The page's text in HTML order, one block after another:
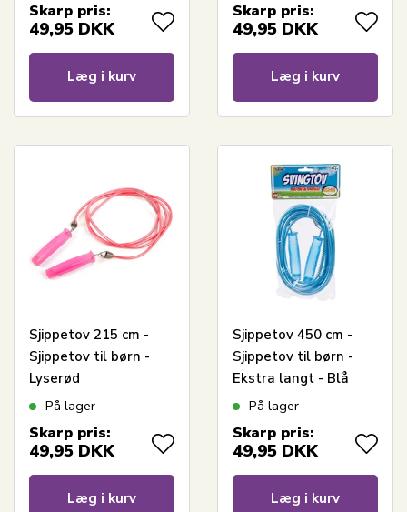
Skarp pris:
49,95 DKK
Læg i kurv
Skarp pris:
49,95 DKK
Læg i kurv
Sjippetov 215 cm -
Sjippetov til børn -
Lyserød
På lager
Skarp pris:
49,95 DKK
Læg i kurv
Sjippetov 450 cm -
Sjippetov til børn -
Ekstra langt - Blå
På lager
Skarp pris:
49,95 DKK
Læg i kurv